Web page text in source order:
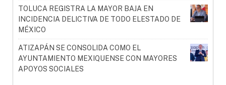
TOLUCA REGISTRA LA MAYOR BAJA EN
INCIDENCIA DELICTIVA DE TODO ELESTADO DE
MÉXICO
ATIZAPÁN SE CONSOLIDA COMO EL
AYUNTAMIENTO MEXIQUENSE CON MAYORES
APOYOS SOCIALES